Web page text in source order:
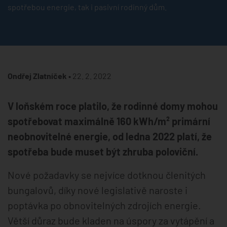
spotřebou energie, tak i pasivní rodinný dům.
Ondřej Zlatníček • 22. 2. 2022
V loňském roce platilo, že rodinné domy mohou
spotřebovat maximálně 160 kWh/m² primární
neobnovitelné energie, od ledna 2022 platí, že
spotřeba bude muset být zhruba poloviční.
Nové požadavky se nejvíce dotknou členitých
bungalovů, díky nové legislativě naroste i
poptávka po obnovitelných zdrojích energie.
Větší důraz bude kladen na úspory za vytápění a